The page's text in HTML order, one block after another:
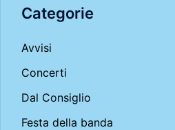
Categorie
Avvisi
Concerti
Dal Consiglio
Festa della banda